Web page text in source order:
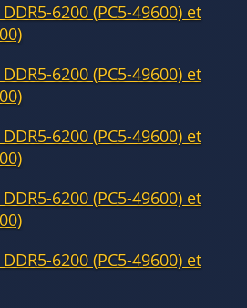
6200 (PC5-49600) et
6200 (PC5-49600) et
6200 (PC5-49600) et
6200 (PC5-49600) et
6200 (PC5-49600) et